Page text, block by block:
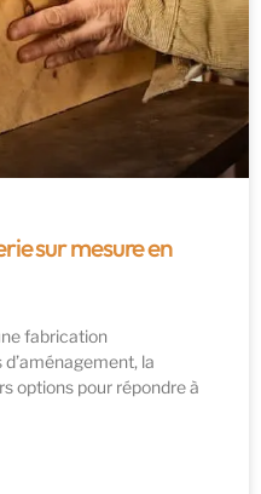
sur mesure en
fabrication
la
options pour répondre à